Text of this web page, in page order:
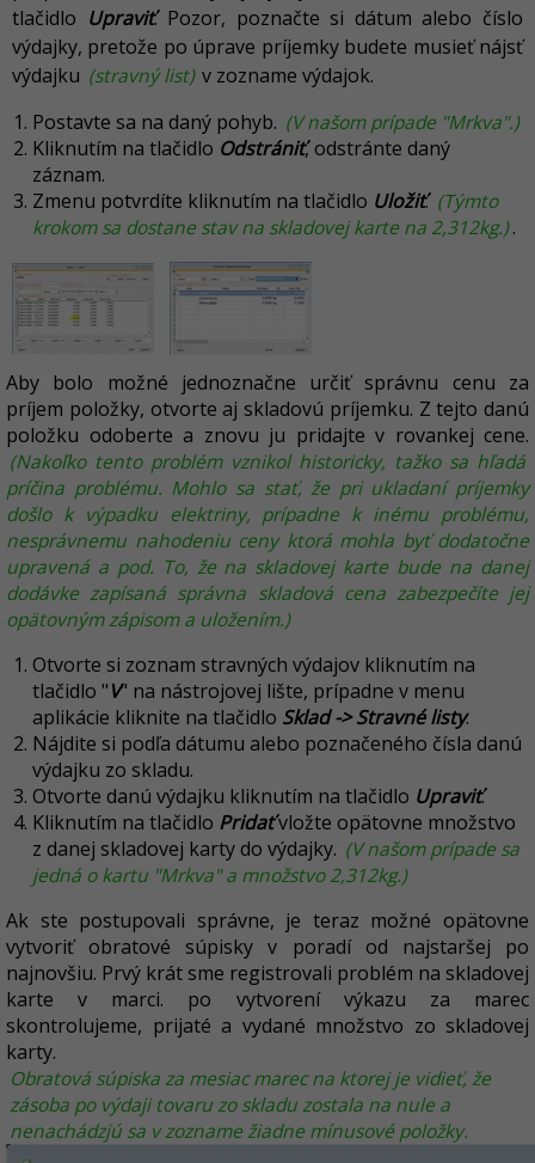
tlačidlo Upraviť. Pozor, poznačte si dátum alebo číslo
výdajky, pretože po úprave príjemky budete musieť nájsť
výdajku (stravný list) v zozname výdajok.
Postavte sa na daný pohyb. (V našom prípade "Mrkva".)
Kliknutím na tlačidlo Odstrániť, odstránte daný
záznam.
Zmenu potvrdíte kliknutím na tlačidlo Uložiť. (Týmto
krokom sa dostane stav na skladovej karte na 2,312kg.).
Aby bolo možné jednoznačne určiť správnu cenu za
príjem položky, otvorte aj skladovú príjemku. Z tejto danú
položku odoberte a znovu ju pridajte v rovankej cene.
(Nakoľko tento problém vznikol historicky, tažko sa hľadá
príčina problému. Mohlo sa stať, že pri ukladaní príjemky
došlo k výpadku elektriny, prípadne k inému problému,
nesprávnemu nahodeniu ceny ktorá mohla byť dodatočne
upravená a pod. To, že na skladovej karte bude na danej
dodávke zapísaná správna skladová cena zabezpečíte jej
opätovným zápisom a uložením.)
Otvorte si zoznam stravných výdajov kliknutím na
tlačidlo "V" na nástrojovej lište, prípadne v menu
aplikácie kliknite na tlačidlo Sklad -> Stravné listy.
Nájdite si podľa dátumu alebo poznačeného čísla danú
výdajku zo skladu.
Otvorte danú výdajku kliknutím na tlačidlo Upraviť.
Kliknutím na tlačidlo Pridaťvložte opätovne množstvo
z danej skladovej karty do výdajky. (V našom prípade sa
jedná o kartu "Mrkva" a množstvo 2,312kg.)
Ak ste postupovali správne, je teraz možné opätovne
vytvoriť obratové súpisky v poradí od najstaršej po
najnovšiu. Prvý krát sme registrovali problém na skladovej
karte v marci. po vytvorení výkazu za marec
skontrolujeme, prijaté a vydané množstvo zo skladovej
karty.
Obratová súpiska za mesiac marec na ktorej je vidieť, že
zásoba po výdaji tovaru zo skladu zostala na nule a
nenachádzjú sa v zozname žiadne mínusové položky.